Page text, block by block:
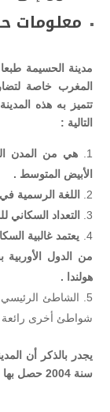
معلومات
مدينة الحسيمة
المغرب خاصة
تتميز به هذه
التالية :
هي من المدن
الأبيض المتوسط .
اللغة الرسمية
التعداد السكاني
يعتمد غالبية
من الدول
هولندا .
الشاطئ
شواطئ أخرى رائعة .
يجدر بالذكر أن
سنة 2004 حصل بها زلزال دمر معظم البنايات في الحسيمة .